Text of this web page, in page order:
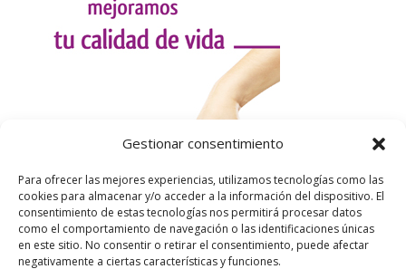
Gestionar consentimiento
Para ofrecer las mejores experiencias, utilizamos tecnologías como las
cookies para almacenar y/o acceder a la información del dispositivo. El
consentimiento de estas tecnologías nos permitirá procesar datos
como el comportamiento de navegación o las identificaciones únicas
en este sitio. No consentir o retirar el consentimiento, puede afectar
negativamente a ciertas características y funciones.